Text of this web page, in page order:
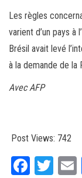
Les règles
varient d’un pays à
Brésil avait levé
à la demande de la
Avec AFP
Post Views: 742
Fa T